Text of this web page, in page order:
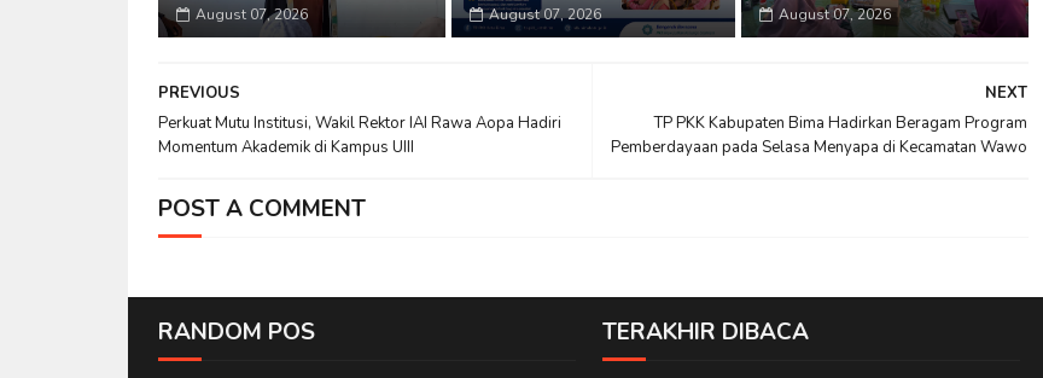
August 07, 2026 August 07, 2026 August 07, 2026
NEXT
TP PKK Kabupaten Bima Hadirkan Beragam Program
Pemberdayaan pada Selasa Menyapa di Kecamatan Wawo
PREVIOUS
Perkuat Mutu Institusi, Wakil Rektor IAI Rawa Aopa Hadiri
Momentum Akademik di Kampus UIII
POST A COMMENT
RANDOM POS TERAKHIR DIBACA